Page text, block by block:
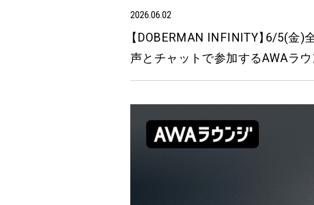
2026.06.02
【 DOBERMAN INFINITY】6/5(金)
声とチャットで参加するAWAラウ